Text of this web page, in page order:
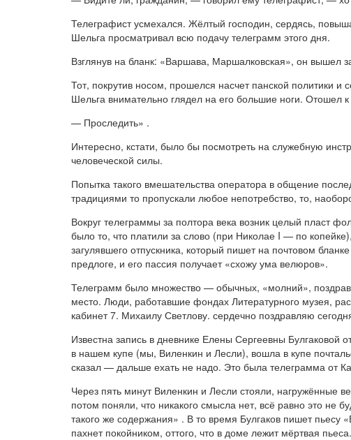
Телеграфист усмехался. Жёлтый господин, сердясь,
Шельга просматривал всю подачу телеграмм этого дня.
Взглянув на бланк: «Варшава, Маршалковская», он вышел
Тот, покрутив носом, прошелся насчет панской политики
Шельга внимательно глядел на его большие ноги. Отошел
— Проследить» .
Интересно, кстати, было бы посмотреть на служебную
человеческой силы.
Попытка такого вмешательства оператора в общение
традициями то пропускали любое непотребство, то,
Вокруг телеграммы за полтора века возник целый пласт
было то, что платили за слово (при Николае I — по
загулявшего отпускника, который пишет на почтовом
предлоге, и его пассия получает «схожу ума велюров».
Телеграмм было множество — обычных, «молний»,
место. Люди, работавшие фондах Литературного музея,
кабинет 7. Михаилу Светлову. сердечно поздравляю
Известна запись в дневнике Елены Сергеевны Булгаковой
в нашем купе (мы, Виленкин и Лесли), вошла в купе
сказал — дальше ехать не надо. Это была телеграмма от
Через пять минут Виленкин и Лесли стояли,
потом поняли, что никакого смысла нет, всё равно это
такого же содержания» . В то время Булгаков пишет пьесу
пахнет покойником, оттого, что в доме лежит мёртвая пьеса.